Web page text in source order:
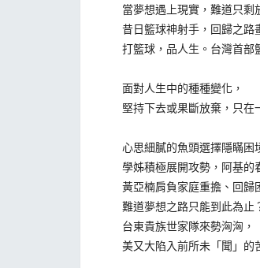
當夢想遇上現實，難道只剩
昔日籃球神射手，回歸之路
打籃球，品人生。台灣首部
面對人生中的種種變化，
堅持下去或果斷放棄，只在
心思細膩的魚頭選擇隱瞞困
學姊積極展開攻勢，阿基的
黃亞楠肩負家庭重擔、回歸
難道夢想之路只能到此為止
台東貴族世家隊來勢洶洶，
美又大陷入前所未「聞」的